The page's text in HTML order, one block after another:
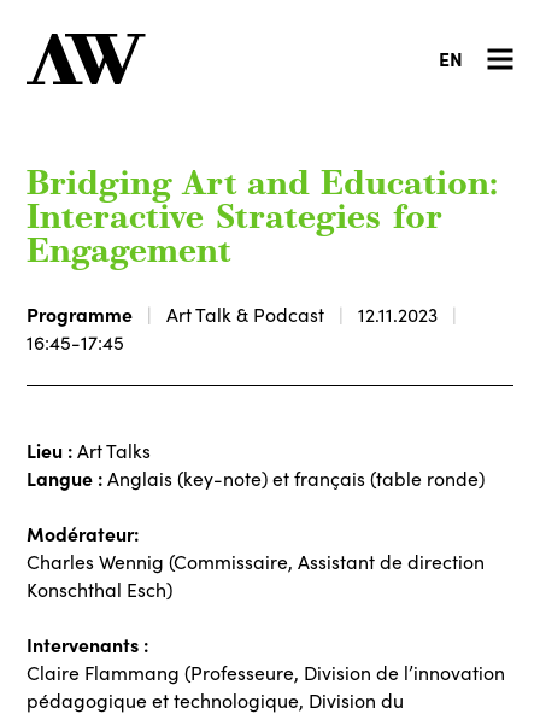
EN
Bridging Art and Education:
Interactive Strategies for
Engagement
Programme Art Talk & Podcast
12.11.2023
16:45-17:45
Lieu :Art Talks
Langue :Anglais (key-note) et français (table ronde)
Modérateur:
Charles Wennig (Commissaire, Assistant de direction
Konschthal Esch)
Intervenants :
Claire Flammang (Professeure, Division de l’innovation
pédagogique et technologique, Division du